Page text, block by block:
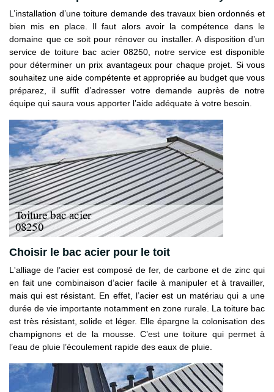
L’installation d’une toiture demande des travaux bien ordonnés et
bien mis en place. Il faut alors avoir la compétence dans le
domaine que ce soit pour rénover ou installer. A disposition d’un
service de toiture bac acier 08250, notre service est disponible
pour déterminer un prix avantageux pour chaque projet. Si vous
souhaitez une aide compétente et appropriée au budget que vous
préparez, il suffit d’adresser votre demande auprès de notre
équipe qui saura vous apporter l’aide adéquate à votre besoin.
Choisir le bac acier pour le toit
L'alliage de l’acier est composé de fer, de carbone et de zinc qui
en fait une combinaison d’acier facile à manipuler et à travailler,
mais qui est résistant. En effet, l’acier est un matériau qui a une
durée de vie importante notamment en zone rurale. La toiture bac
est très résistant, solide et léger. Elle épargne la colonisation des
champignons et de la mousse. C’est une toiture qui permet à
l’eau de pluie l’écoulement rapide des eaux de pluie.